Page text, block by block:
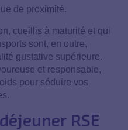
de proximité.
cueillis à maturité et qui
sont, en outre,
gustative supérieure.
et responsable,
pour séduire vos
RSE